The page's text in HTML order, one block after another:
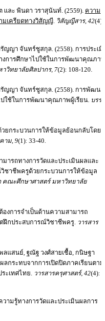
และ พินดา วราสุนันท์. (2559). ความ
มเครียดทางวิสัญญี. วิสัญญีสาร, 42(4):
ญญา จันทร์ชูสกุล. (2558). การประเมิ
การศึกษาไปใช้ในการพัฒนาคุณภาพ
าวิทยาลัยศิลปากร, 7(2): 108-120.
ญญา จันทร์ชูสกุล. (2558). การพัฒนา
ใช้ในการพัฒนาคุณภาพผู้เรียน. บรร
ยกระบวนการให้ข้อมูลย้อนกลับโดย
าม, 9(1): 33-40.
ารถทางการวัดและประเมินผลและ
ชาชีพครูด้วยกระบวนการให้ข้อมูล
คณะศึกษาศาสตร์ มหาวิทยาลัย
งการจำเป็นด้านความสามารถ
ฝึกประสบการณ์วิชาชีพครู. วารสาร
แสนย์, ฐณัฐ วงศ์สายเชื้อ, กนิษฐา
กระทบจากการเปิดปิดภาคเรียนตาม
ะเทศไทย. วารสารครุศาสตร์, 42(4):
ามรู้ทางการวัดและประเมินผลการ